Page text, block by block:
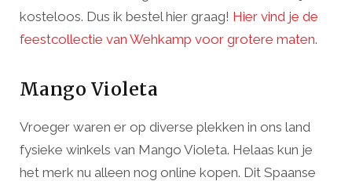
kosteloos. Dus ik bestel hier graag! Hier vind je de
feestcollectie van Wehkamp voor grotere maten.
Mango Violeta
Vroeger waren er op diverse plekken in ons land
fysieke winkels van Mango Violeta. Helaas kun je
het merk nu alleen nog online kopen. Dit Spaanse